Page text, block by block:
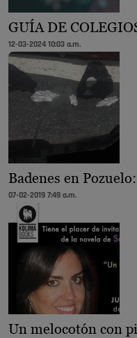
GUÍA DE
12-03-2024 10:03 a.m.
Badenes en
07-02-2019 7:49 a.m.
Un melocotón con